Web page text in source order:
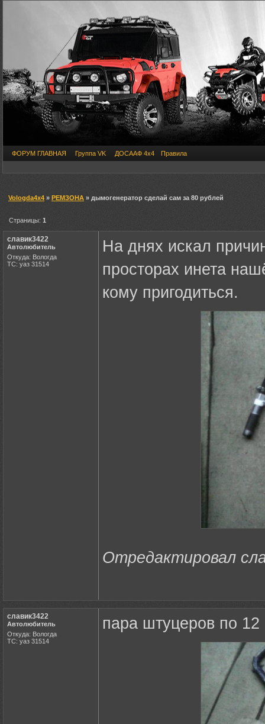
ФОРУМ ГЛАВНАЯ Группа VK ДОСААФ 4х4 Правила
Vologda4x4 » РЕМЗОНА » дымогенератор сделай сам за 80 рублей
Страницы:1
славик3422
Автолюбитель
Откуда: Вологда
ТС: уаз 31514
На днях искал
просторах инета
кому пригодиться.
Отредактировал
славик3422
Автолюбитель
Откуда: Вологда
ТС: уаз 31514
пара штуцеров по 12